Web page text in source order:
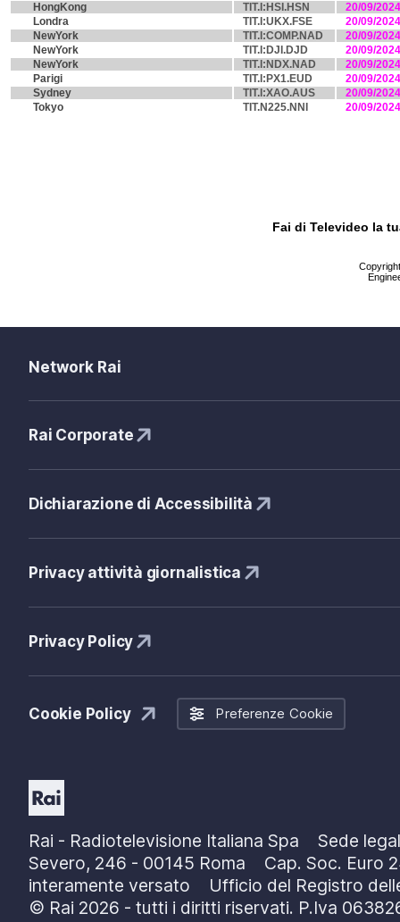
HongKong
TIT.I:HSI.HSN
20/09/2024
Londra
TIT.I:UKX.FSE
20/09/2024
NewYork
TIT.I:COMP.NAD
20/09/2024
NewYork
TIT.I:DJI.DJD
20/09/2024
NewYork
TIT.I:NDX.NAD
20/09/2024
Parigi
TIT.I:PX1.EUD
20/09/2024
Sydney
TIT.I:XAO.AUS
20/09/2024
Tokyo
TIT.N225.NNI 20/09/2024
Fai di Televideo la